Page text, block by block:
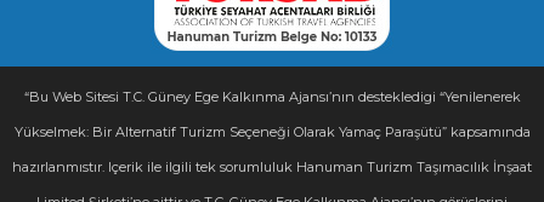
“Bu Web Sitesi T.C. Güney Ege Kalkınma Ajansı’nın destekledigi “Yenilenerek
Yükselmek: Bir Alternatif Turizm Seçeneği Olarak Yamaç Paraşütü” kapsamında
hazırlanmıstır. Içerik ile ilgili tek sorumluluk Hanuman Turizm Taşımacılık İnşaat